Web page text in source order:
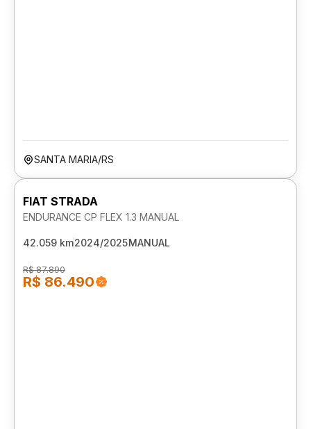
SANTA MARIA/RS
FIAT STRADA
ENDURANCE CP FLEX 1.3 MANUAL
42.059 km2024/2025MANUAL
R$ 87.890
R$ 86.490